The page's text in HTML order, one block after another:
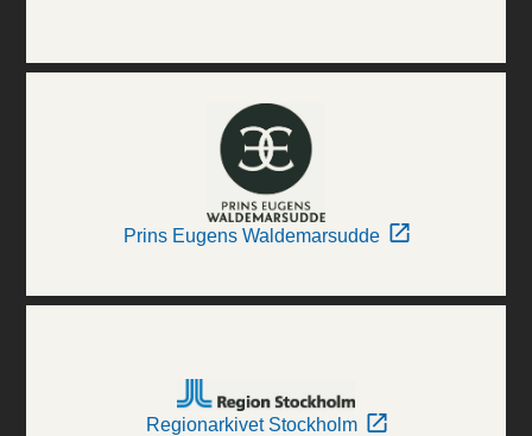
Prins Eugens Waldemarsudde
Regionarkivet Stockholm